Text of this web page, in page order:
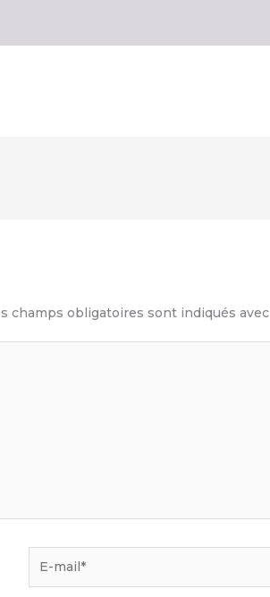
champs obligatoires sont indiqués avec
mail*